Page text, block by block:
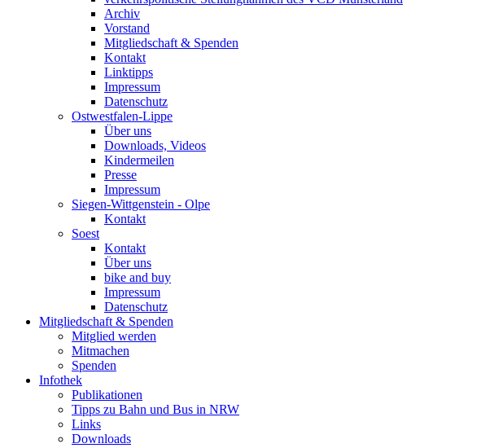
Archiv
Vorstand
Mitgliedschaft & Spenden
Kontakt
Linktipps
Impressum
Datenschutz
Ostwestfalen-Lippe
Über uns
Downloads, Videos
Kindermeilen
Presse
Impressum
Siegen-Wittgenstein - Olpe
Kontakt
Soest
Kontakt
Über uns
bike and buy
Impressum
Datenschutz
Mitgliedschaft & Spenden
Mitglied werden
Mitmachen
Spenden
Infothek
Publikationen
Tipps zu Bahn und Bus in NRW
Links
Downloads